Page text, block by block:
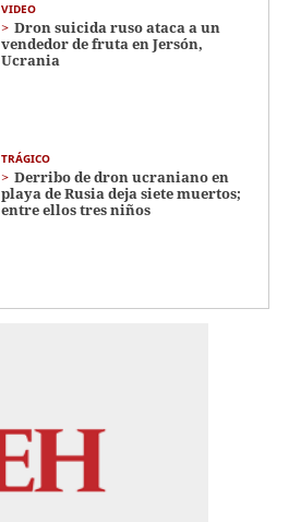
VIDEO
Dron suicida ruso ataca a un
vendedor de fruta en Jersón,
Ucrania
TRÁGICO
Derribo de dron ucraniano en
playa de Rusia deja siete muertos;
entre ellos tres niños